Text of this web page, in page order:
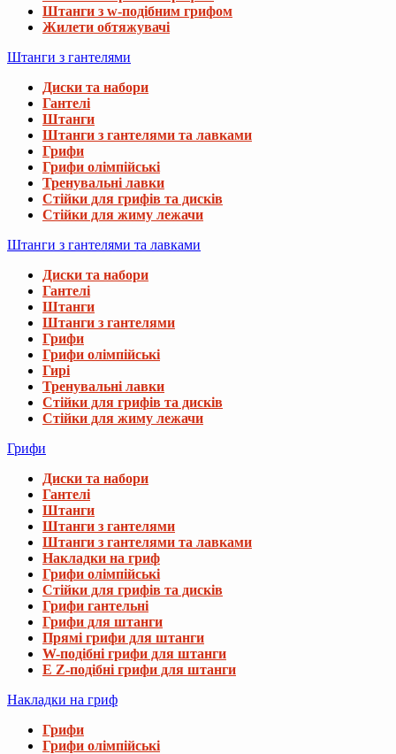
Штанги з w-подібним грифом
Жилети обтяжувачі
Штанги з гантелями
Диски та набори
Гантелі
Штанги
Штанги з гантелями та лавками
Грифи
Грифи олімпійські
Тренувальні лавки
Стійки для грифів та дисків
Стійки для жиму лежачи
Штанги з гантелями та лавками
Диски та набори
Гантелі
Штанги
Штанги з гантелями
Грифи
Грифи олімпійські
Гирі
Тренувальні лавки
Стійки для грифів та дисків
Стійки для жиму лежачи
Грифи
Диски та набори
Гантелі
Штанги
Штанги з гантелями
Штанги з гантелями та лавками
Накладки на гриф
Грифи олімпійські
Стійки для грифів та дисків
Грифи гантельні
Грифи для штанги
Прямі грифи для штанги
W-подібні грифи для штанги
E Z-подібні грифи для штанги
Накладки на гриф
Грифи
Грифи олімпійські